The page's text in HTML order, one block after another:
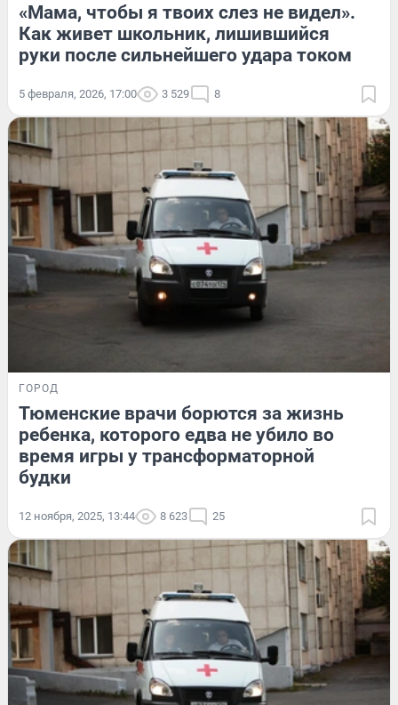
«Мама, чтобы я твоих слез не видел».
Как живет школьник, лишившийся
руки после сильнейшего удара током
5 февраля, 2026, 17:00 3 529 8
ГОРОД
Тюменские врачи борются за жизнь
ребенка, которого едва не убило во
время игры у трансформаторной
будки
12 ноября, 2025, 13:44 8 623 25